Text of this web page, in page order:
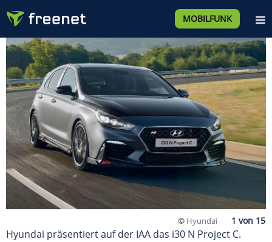
MOBILFUNK
© Hyundai
Hyundai präsentiert auf der IAA das i30 N Project C.